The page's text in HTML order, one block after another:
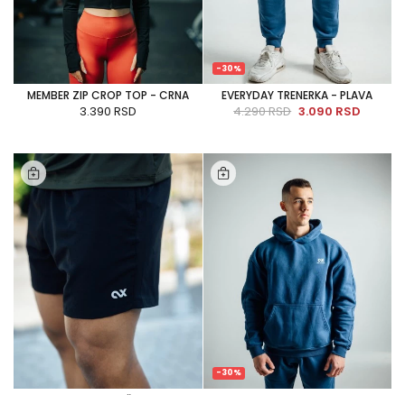
MEMBER ZIP CROP TOP - CRNA
3.390 RSD
-30%
EVERYDAY TRENERKA - PLAVA
4.290 RSD 3.090 RSD
-30%